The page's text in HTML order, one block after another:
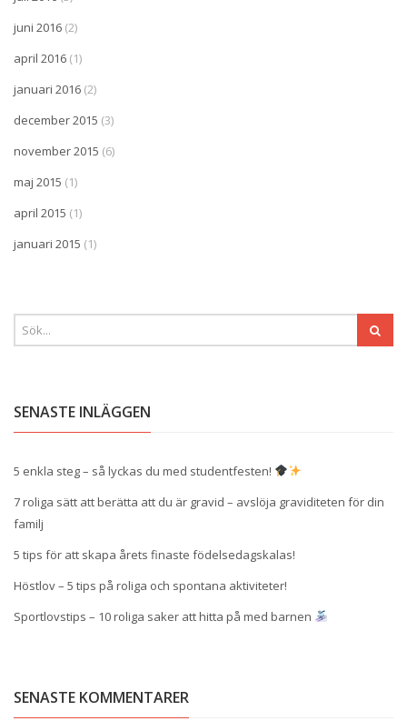
juni 2016 (2)
april 2016 (1)
januari 2016 (2)
december 2015 (3)
november 2015 (6)
maj 2015 (1)
april 2015 (1)
januari 2015 (1)
SENASTE INLÄGGEN
5 enkla steg – så lyckas du med studentfesten!
7 roliga sätt att berätta att du är gravid – avslöja graviditeten för din
familj
5 tips för att skapa årets finaste födelsedagskalas!
Höstlov – 5 tips på roliga och spontana aktiviteter!
Sportlovstips – 10 roliga saker att hitta på med barnen
SENASTE KOMMENTARER